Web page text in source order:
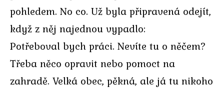
pohledem. No co. Už byla připravená odejít,
když z něj najednou vypadlo:
Potřeboval bych práci. Nevíte tu o něčem?
Třeba něco opravit nebo pomoct na
zahradě. Velká obec, pěkná, ale já tu nikoho